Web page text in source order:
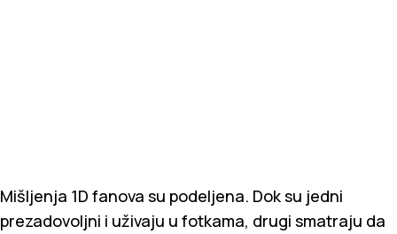
Mišljenja 1D fanova su podeljena. Dok su jedni
prezadovoljni i uživaju u fotkama, drugi smatraju da